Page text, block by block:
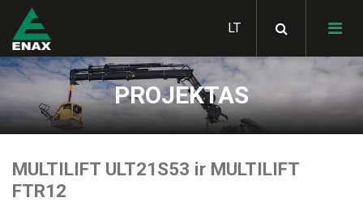
HIAB hidrauliniai
manipuliatoriai
MULTILIFT hidrauliniai
PROJEKTAS
MULTILIFT ULT21S53 ir MULTILIFT
FTR12